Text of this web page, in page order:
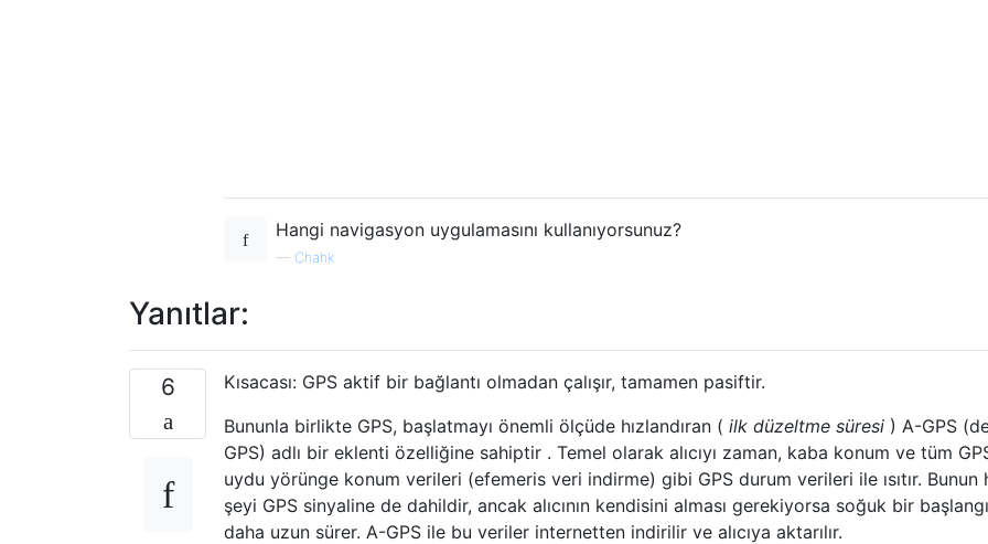
Hangi navigasyon uygulamasını kullanıyorsunuz?
— Chahk
Yanıtlar:
6
Kısacası: GPS aktif bir bağlantı olmadan çalışır, tamamen pasiftir.
Bununla birlikte GPS, başlatmayı önemli ölçüde hızlandıran ( ilk düzeltme süresi ) A-GPS
GPS) adlı bir eklenti özelliğine sahiptir . Temel olarak alıcıyı zaman, kaba konum ve tüm
uydu yörünge konum verileri (efemeris veri indirme) gibi GPS durum verileri ile ısıtır. Bunun
şeyi GPS sinyaline de dahildir, ancak alıcının kendisini alması gerekiyorsa soğuk bir
daha uzun sürer. A-GPS ile bu veriler internetten indirilir ve alıcıya aktarılır.